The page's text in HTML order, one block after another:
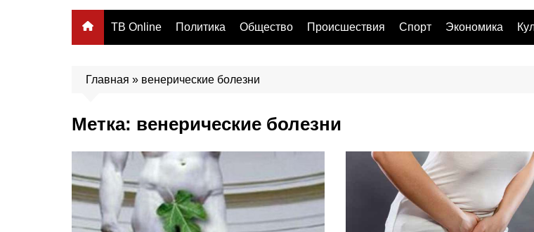
ТВ Online Политика Общество Происшествия Спорт Экономика
Главная » венерические болезни
Метка: венерические болезни